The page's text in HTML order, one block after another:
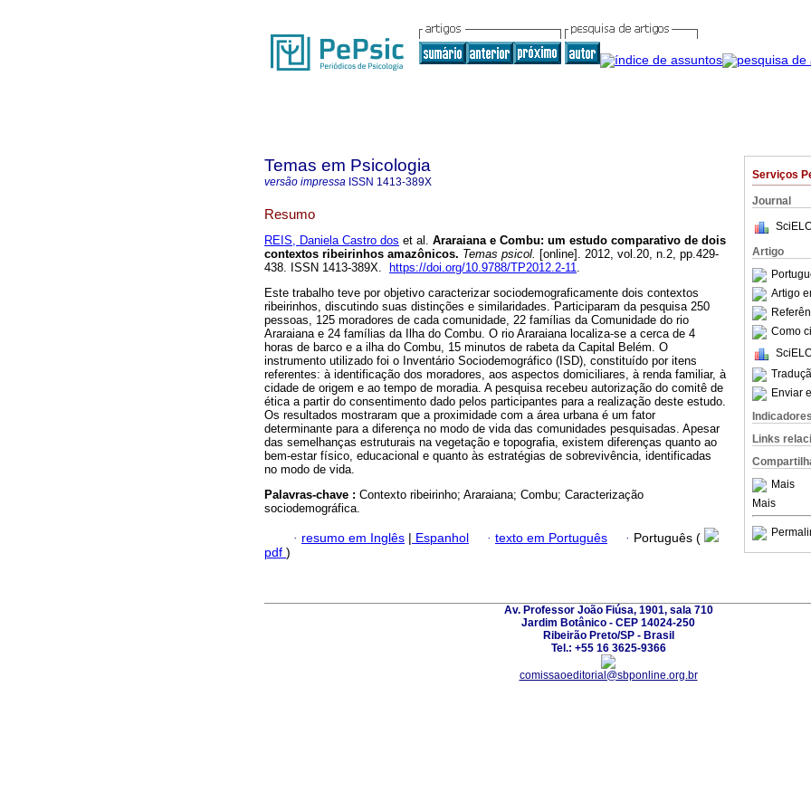
Serviços
Journal
Artigo
Artigo
Como
Enviar
Indicadores
Links
Mais
Mais
Temas em Psicologia
versão impressa ISSN 1413-389X
Resumo
REIS, Daniela Castro dos et al. Araraiana e Combu: um estudo comparativo de dois
contextos ribeirinhos amazônicos. Temas psicol. [online]. 2012, vol.20, n.2, pp.429-
438. ISSN 1413-389X.
https://doi.org/10.9788/TP2012.2-11.
Este trabalho teve por objetivo caracterizar sociodemograficamente dois contextos
ribeirinhos, discutindo suas distinções e similaridades. Participaram da pesquisa 250
pessoas, 125 moradores de cada comunidade, 22 famílias da Comunidade do rio
Araraiana e 24 famílias da Ilha do Combu. O rio Araraiana localiza-se a cerca de 4
horas de barco e a ilha do Combu, 15 minutos de rabeta da Capital Belém. O
instrumento utilizado foi o Inventário Sociodemográfico (ISD), constituído por itens
referentes: à identificação dos moradores, aos aspectos domiciliares, à renda familiar, à
cidade de origem e ao tempo de moradia. A pesquisa recebeu autorização do comitê de
ética a partir do consentimento dado pelos participantes para a realização deste estudo.
Os resultados mostraram que a proximidade com a área urbana é um fator
determinante para a diferença no modo de vida das comunidades pesquisadas. Apesar
das semelhanças estruturais na vegetação e topografia, existem diferenças quanto ao
bem-estar físico, educacional e quanto às estratégias de sobrevivência, identificadas
no modo de vida.
Palavras-chave : Contexto ribeirinho; Araraiana; Combu; Caracterização
sociodemográfica.
· resumo em Inglês | Espanhol · texto em Português · Português (
pdf )
Av. Professor João Fiúsa, 1901, sala 710
Jardim Botânico - CEP 14024-250
Ribeirão Preto/SP - Brasil
Tel.: +55 16 3625-9366
comissaoeditorial@sbponline.org.br